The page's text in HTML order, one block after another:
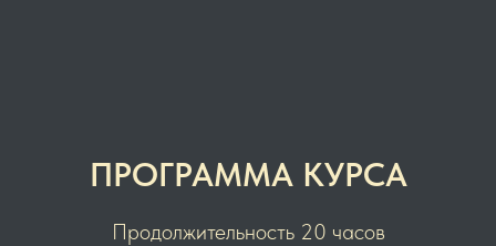
ПРОГРАММА КУРСА
Продолжительность 20 часов